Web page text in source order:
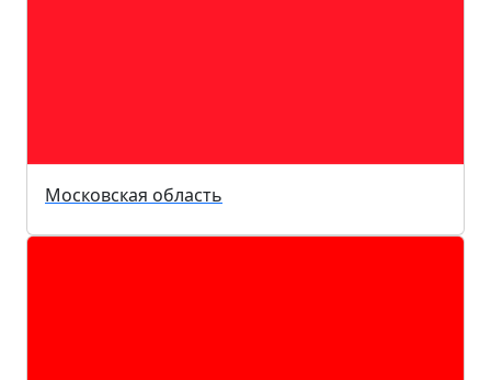
Московская область